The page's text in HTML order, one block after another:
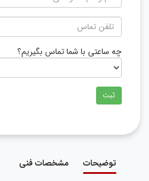
چه ساعتی با شما تماس بگیریم؟
ثبت
توضیحات مشخصات فنی